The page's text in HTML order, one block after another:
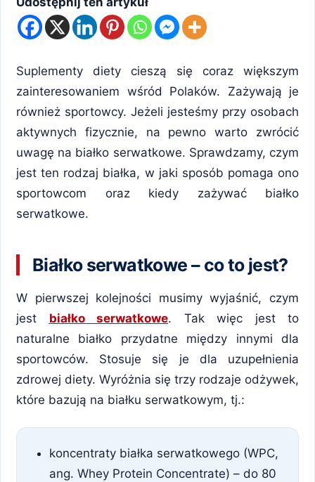
Suplementy diety cieszą się coraz większym
zainteresowaniem wśród Polaków. Zażywają je
również sportowcy. Jeżeli jesteśmy przy osobach
aktywnych fizycznie, na pewno warto zwrócić
uwagę na białko serwatkowe. Sprawdzamy, czym
jest ten rodzaj białka, w jaki sposób pomaga ono
sportowcom oraz kiedy zażywać białko
serwatkowe.
Białko serwatkowe – co to jest?
W pierwszej kolejności musimy wyjaśnić, czym
jest białko serwatkowe. Tak więc jest to
naturalne białko przydatne między innymi dla
sportowców. Stosuje się je dla uzupełnienia
zdrowej diety. Wyróżnia się trzy rodzaje odżywek,
które bazują na białku serwatkowym, tj.:
koncentraty białka serwatkowego (WPC,
ang. Whey Protein Concentrate) – do 80